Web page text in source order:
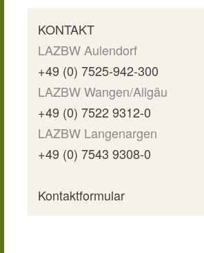
KONTAKT
LAZBW Aulendorf
+49 (0) 7525-942-300
LAZBW Wangen/Allgäu
+49 (0) 7522 9312-0
LAZBW Langenargen
+49 (0) 7543 9308-0
Kontaktformular